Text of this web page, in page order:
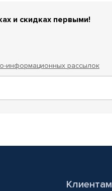
и скидках первыми!
информационных рассылок
Клиентам